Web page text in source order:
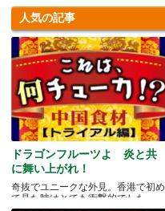
人気の記事
ドラゴンフルーツよ 炎と共
に舞い上がれ！
奇抜でユニークな外見。香港で初め
て見た時はとても衝撃的でした.....